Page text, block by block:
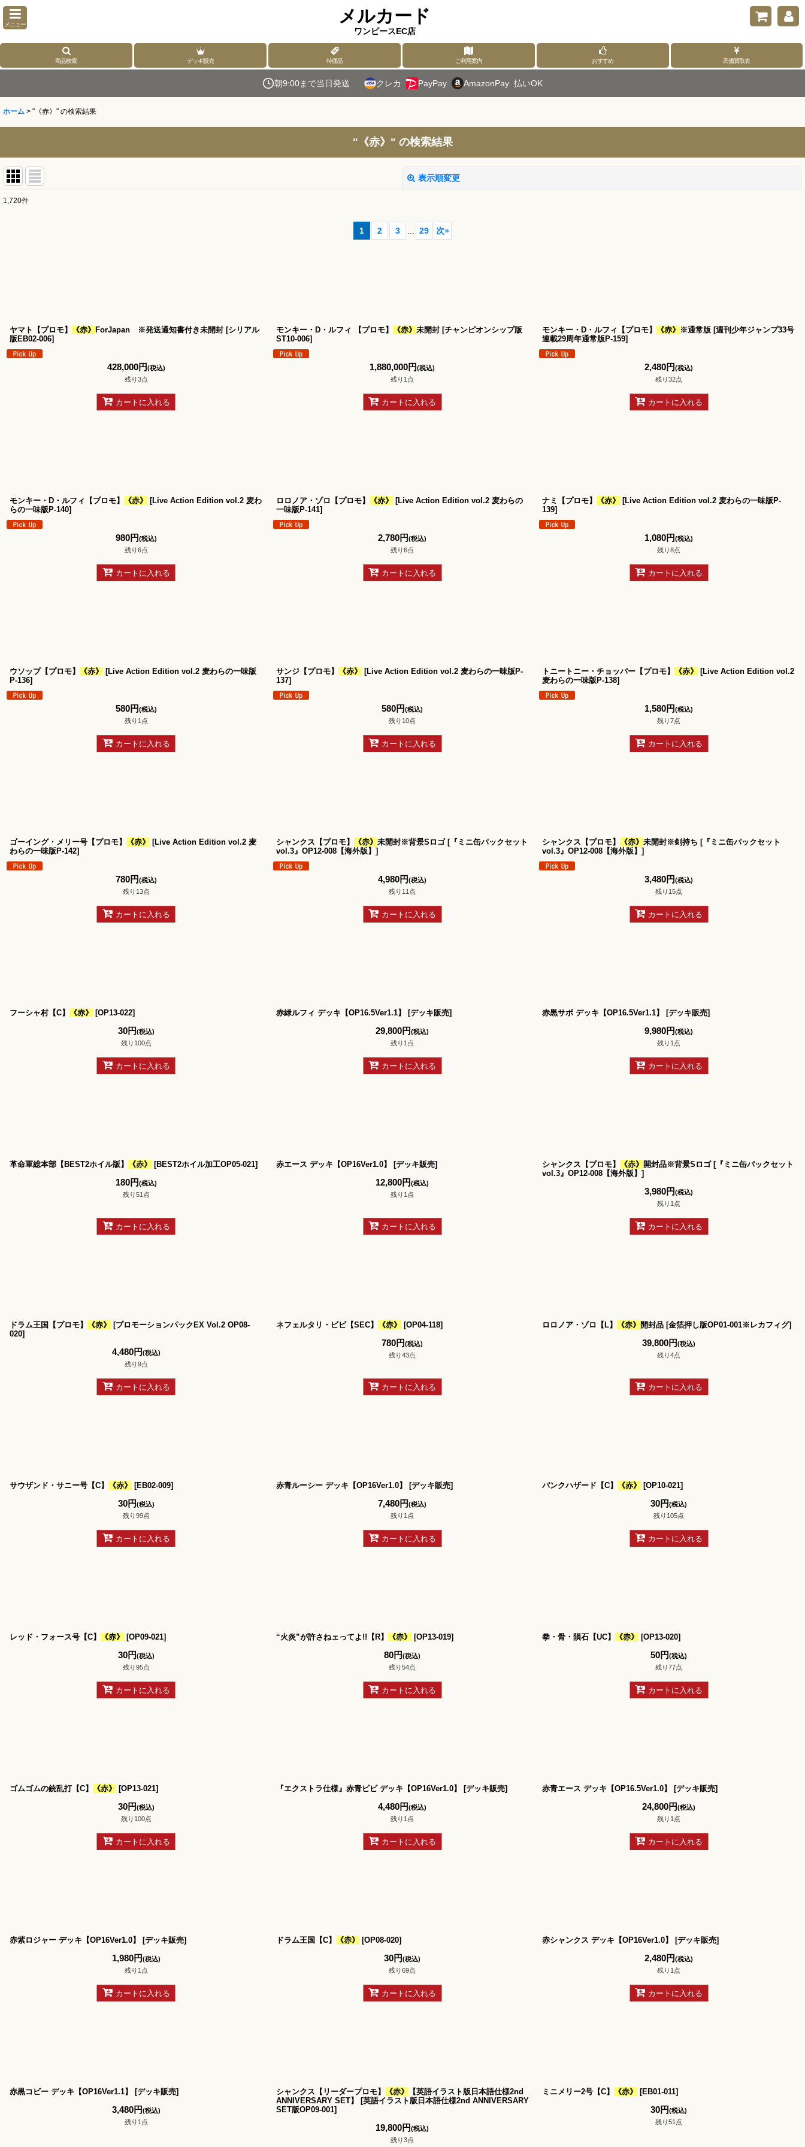
メニュー メルカード
ワンピースEC店
商品検索 デッキ販売 特価品 ご利用案内 おすすめ 高価買取表
朝9:00まで当日発送 クレカ PayPay AmazonPay 払いOK
ホーム > "《赤》" の検索結果
"《赤》" の検索結果
表示順変更
1,720件
1 2 3 29 次»
ヤマト【プロモ】 《赤》 ForJapan ※発送通知書付き未開封 [シリアル
版EB02-006]
428,000円(税込)
残り3点
カートに入れる
モンキー・D・ルフィ 【プロモ】 《赤》 未開封 [チャンピオンシップ版
ST10-006]
1,880,000円(税込)
残り1点
カートに入れる
モンキー・D・ルフィ【プロモ】 《赤》 ※通常版 [週刊少年ジャンプ33号
連載29周年通常版P-159]
2,480円(税込)
残り32点
カートに入れる
モンキー・D・ルフィ【プロモ】 《赤》 [Live Action Edition vol.2 麦わ
らの一味版P-140]
980円(税込)
残り6点
カートに入れる
ロロノア・ゾロ【プロモ】 《赤》 [Live Action Edition vol.2 麦わらの
一味版P-141]
2,780円(税込)
残り6点
カートに入れる
ナミ【プロモ】 《赤》 [Live Action Edition vol.2 麦わらの一味版P-
139]
1,080円(税込)
残り8点
カートに入れる
ウソップ【プロモ】 《赤》 [Live Action Edition vol.2 麦わらの一味版
P-136]
580円(税込)
残り1点
カートに入れる
サンジ【プロモ】 《赤》 [Live Action Edition vol.2 麦わらの一味版P-
137]
580円(税込)
残り10点
カートに入れる
トニートニー・チョッパー【プロモ】 《赤》 [Live Action Edition vol.2
麦わらの一味版P-138]
1,580円(税込)
残り7点
カートに入れる
ゴーイング・メリー号【プロモ】 《赤》 [Live Action Edition vol.2 麦
わらの一味版P-142]
780円(税込)
残り13点
カートに入れる
シャンクス【プロモ】 《赤》 未開封※背景Sロゴ [『ミニ缶パックセット
vol.3』OP12-008【海外版】 ]
4,980円(税込)
残り11点
カートに入れる
シャンクス【プロモ】 《赤》未開封※剣持ち [『ミニ缶パックセット
vol.3』OP12-008【海外版】]
3,480円(税込)
残り15点
カートに入れる
フーシャ村【C】 《赤》 [OP13-022]
30円(税込)
残り100点
カートに入れる
赤緑ルフィ デッキ【OP16.5Ver1.1】 [デッキ販売]
29,800円(税込)
残り1点
カートに入れる
赤黒サボ デッキ【OP16.5Ver1.1】 [デッキ販売]
9,980円(税込)
残り1点
カートに入れる
革命軍総本部【BEST2ホイル版】 《赤》 [BEST2ホイル加工OP05-021]
180円(税込)
残り51点
カートに入れる
赤エース デッキ【OP16Ver1.0】 [デッキ販売]
12,800円(税込)
残り1点
カートに入れる
シャンクス【プロモ】 《赤》 開封品※背景Sロゴ [『ミニ缶パックセット
vol.3』OP12-008【海外版】]
3,980円(税込)
残り1点
カートに入れる
ドラム王国【プロモ】 《赤》 [プロモーションパックEX Vol.2 OP08-
020]
4,480円(税込)
残り9点
カートに入れる
ネフェルタリ・ビビ【SEC】 《赤》 [OP04-118]
780円(税込)
残り43点
カートに入れる
ロロノア・ゾロ【L】 《赤》 開封品 [金箔押し版OP01-001※レカフィグ]
39,800円(税込)
残り4点
カートに入れる
サウザンド・サニー号【C】 《赤》 [EB02-009]
30円(税込)
残り99点
カートに入れる
赤青ルーシー デッキ【OP16Ver1.0】 [デッキ販売]
7,480円(税込)
残り1点
カートに入れる
パンクハザード【C】 《赤》 [OP10-021]
30円(税込)
残り105点
カートに入れる
レッド・フォース号【C】 《赤》 [OP09-021]
30円(税込)
残り95点
カートに入れる
“火炎”が許さねェってよ!!【R】 《赤》 [OP13-019]
80円(税込)
残り54点
カートに入れる
拳・骨・隕石【UC】 《赤》 [OP13-020]
50円(税込)
残り77点
カートに入れる
ゴムゴムの銃乱打【C】 《赤》 [OP13-021]
30円(税込)
残り100点
カートに入れる
『エクストラ仕様』赤青ビビ デッキ【OP16Ver1.0】 [デッキ販売]
4,480円(税込)
残り1点
カートに入れる
赤青エース デッキ【OP16.5Ver1.0】 [デッキ販売]
24,800円(税込)
残り1点
カートに入れる
赤紫ロジャー デッキ【OP16Ver1.0】 [デッキ販売]
1,980円(税込)
残り1点
カートに入れる
ドラム王国【C】 《赤》 [OP08-020]
30円(税込)
残り69点
カートに入れる
赤シャンクス デッキ【OP16Ver1.0】 [デッキ販売]
2,480円(税込)
残り1点
カートに入れる
赤黒コビー デッキ【OP16Ver1.1】 [デッキ販売]
3,480円(税込)
残り1点
シャンクス【リーダープロモ】 《赤》
【英語イラスト版日本語仕様2nd
ANNIVERSARY SET】
[英語イラスト版日本語仕様2nd ANNIVERSARY
SET版OP09-001]
19,800円(税込)
残り3点
ミニメリー2号【C】 《赤》 [EB01-011]
30円(税込)
残り51点